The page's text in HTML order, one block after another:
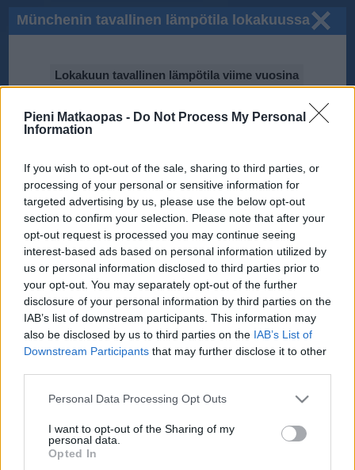
Pieni Matkaopas - Do Not Process My Personal
Information
If you wish to opt-out of the sale, sharing to third parties, or
processing of your personal or sensitive information for
targeted advertising by us, please use the below opt-out
section to confirm your selection. Please note that after your
opt-out request is processed you may continue seeing
interest-based ads based on personal information utilized by
us or personal information disclosed to third parties prior to
your opt-out. You may separately opt-out of the further
disclosure of your personal information by third parties on the
IAB’s list of downstream participants. This information may
also be disclosed by us to third parties on the IAB’s List of
Downstream Participants that may further disclose it to other
Personal Data Processing Opt Outs
I want to opt-out of the Sharing of my
personal data.
Opted In
Münchenin tavallinen lämpötila lokakuussa
Lokakuun tavallinen lämpötila viime vuosina
2017
2015
2012
2011
2010
0℃
5℃
10℃
15℃
Tiedot perustuvat National Oceanic and Atmospheric Administration
(NOAA):n ilmastodataan.
Lokakuun keskilämpötila Münchenissä on viime vuosina
asteen tienoille, ja päivisin lämpötila on kohonnut 12
asteen tuntumaan. Viereisestä kaaviosta näkee, miten
lämmintä Münchenissä on keskimäärin ollut lokakuussa
viime vuosina ja vaihteluväli, jolla lämpötila tavallisina